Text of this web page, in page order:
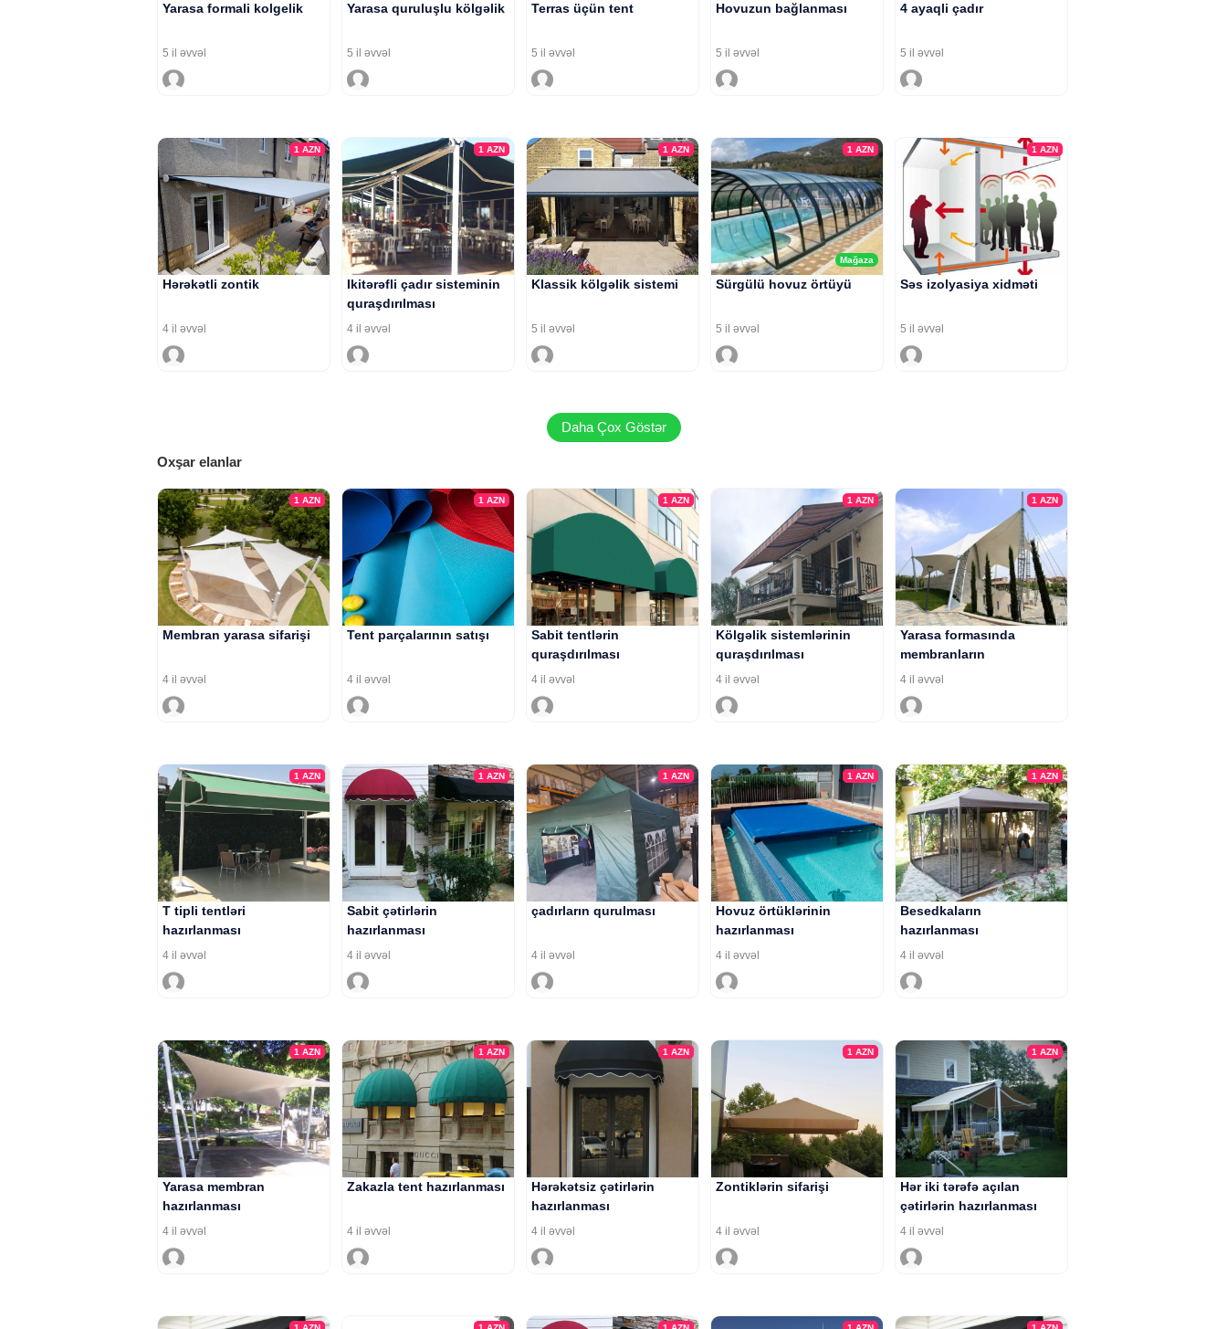
Yarasa formali kolgelik
5 il əvvəl
Yarasa quruluşlu kölgəlik
5 il əvvəl
Terras üçün tent
5 il əvvəl
Hovuzun bağlanması
5 il əvvəl
4 ayaqli çadır
5 il əvvəl
1 AZN
Hərəkətli zontik
4 il əvvəl
1 AZN
Ikitərəfli çadır sisteminin
quraşdırılması
4 il əvvəl
1 AZN
Klassik kölgəlik sistemi
5 il əvvəl
Mağaza
1 AZN
Sürgülü hovuz örtüyü
5 il əvvəl
1 AZN
Səs izolyasiya xidməti
5 il əvvəl
Daha Çox Göstər
Oxşar elanlar
1 AZN
Membran yarasa sifarişi
4 il əvvəl
1 AZN
Tent parçalarının satışı
4 il əvvəl
1 AZN
Sabit tentlərin
quraşdırılması
4 il əvvəl
1 AZN
Kölgəlik sistemlərinin
quraşdırılması
4 il əvvəl
1 AZN
Yarasa formasında
membranların
hazırlanması
4 il əvvəl
1 AZN
T tipli tentləri
hazırlanması
4 il əvvəl
1 AZN
Sabit çətirlərin
hazırlanması
4 il əvvəl
1 AZN
çadırların qurulması
4 il əvvəl
1 AZN
Hovuz örtüklərinin
hazırlanması
4 il əvvəl
1 AZN
Besedkaların
hazırlanması
4 il əvvəl
1 AZN
Yarasa membran
hazırlanması
4 il əvvəl
1 AZN
Zakazla tent hazırlanması
4 il əvvəl
1 AZN
Hərəkətsiz çətirlərin
hazırlanması
4 il əvvəl
1 AZN
Zontiklərin sifarişi
4 il əvvəl
1 AZN
Hər iki tərəfə açılan
çətirlərin hazırlanması
4 il əvvəl